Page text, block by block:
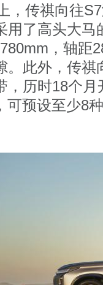
，传祺向往
用了高头大马
，轴距
。此外，传祺
，历时18个
可预设至少8